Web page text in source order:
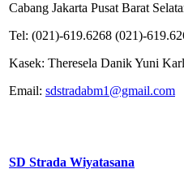
Cabang Jakarta Pusat Barat
Tel: (021)-619.6268 (021)-
Kasek: Theresela Danik Yuni
Email: sdstradabm1@gmail.com
SD Strada Wiyatasana